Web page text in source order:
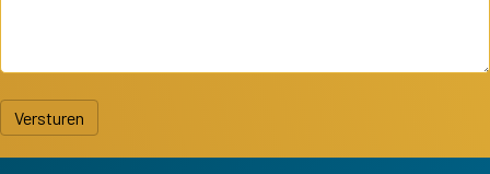
Versturen